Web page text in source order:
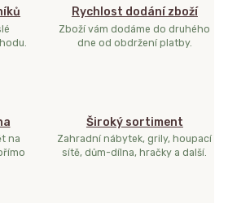
Rychlost dodání zboží
Zboží vám dodáme do druhého
dne od obdržení platby.
na
Široký sortiment
Zahradní nábytek, grily, houpací
sítě, dům-dílna, hračky a další.